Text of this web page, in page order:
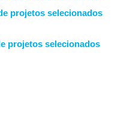
projetos selecionados
projetos selecionados